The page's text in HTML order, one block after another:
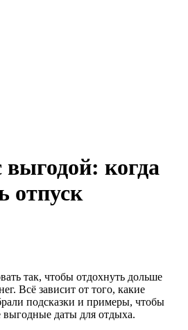
когда
отпуск
так, чтобы отдохнуть дольше
Всё зависит от того, какие
подсказки и примеры, чтобы
даты для отдыха.